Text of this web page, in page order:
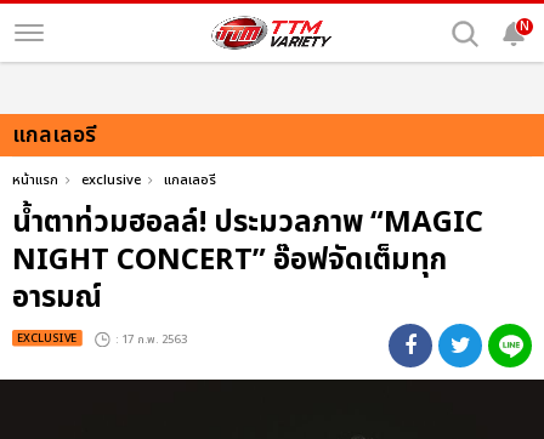
N
แกลเลอรี
หน้าแรก exclusive แกลเลอรี
น้ำตาท่วมฮอลล์! ประมวลภาพ “MAGIC
NIGHT CONCERT” อ๊อฟจัดเต็มทุก
อารมณ์
EXCLUSIVE : 17 ก.พ. 2563